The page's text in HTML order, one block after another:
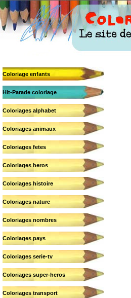
Coloriage enfants
Hit-Parade coloriage
Coloriages alphabet
Coloriages animaux
Coloriages fetes
Coloriages heros
Coloriages histoire
Coloriages nature
Coloriages nombres
Coloriages pays
Coloriages serie-tv
Coloriages super-heros
Coloriages transport